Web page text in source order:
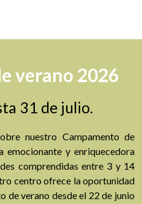
verano 2026
31 de julio.
nuestro Campamento de
emocionante y enriquecedora
comprendidas entre 3 y 14
centro ofrece la oportunidad
de verano desde el 22 de junio